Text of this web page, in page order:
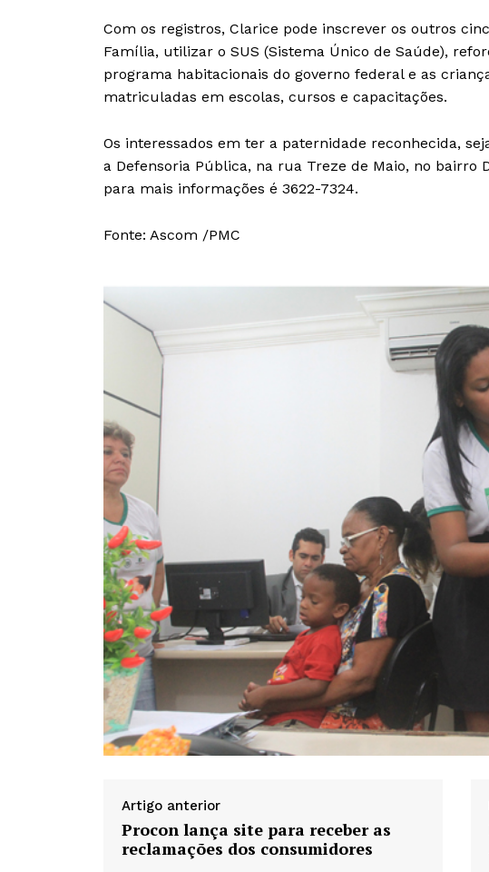
Com os registros, Clarice pode inscrever os outros
Família, utilizar o SUS (Sistema Único de Saúde),
programa habitacionais do governo federal e as
matriculadas em escolas, cursos e capacitações.
Os interessados em ter a paternidade reconhecida,
a Defensoria Pública, na rua Treze de Maio, no bairro
para mais informações é 3622-7324.
Fonte: Ascom /PMC
Artigo anterior
Procon lança site para receber as
reclamações dos consumidores